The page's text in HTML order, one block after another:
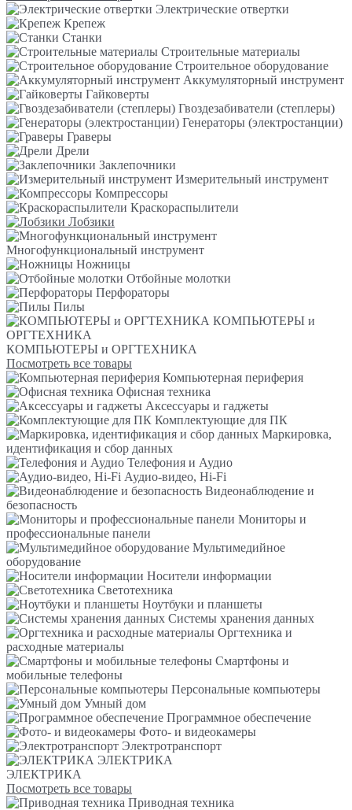
Электрические отвертки
Крепеж
Станки
Строительные материалы
Строительное оборудование
Аккумуляторный инструмент
Гайковерты
Гвоздезабиватели (степлеры)
Генераторы (электростанции)
Граверы
Дрели
Заклепочники
Измерительный инструмент
Компрессоры
Краскораспылители
Лобзики
Многофункциональный инструмент
Ножницы
Отбойные молотки
Перфораторы
Пилы
КОМПЬЮТЕРЫ и
ОРГТЕХНИКА
КОМПЬЮТЕРЫ и ОРГТЕХНИКА
Посмотреть все товары
Компьютерная периферия
Офисная техника
Аксессуары и гаджеты
Комплектующие для ПК
Маркировка,
идентификация и сбор данных
Телефония и Аудио
Аудио-видео, Hi-Fi
Видеонаблюдение и
безопасность
Мониторы и
профессиональные панели
Мультимедийное
оборудование
Носители информации
Светотехника
Ноутбуки и планшеты
Системы хранения данных
Оргтехника и
расходные материалы
Смартфоны и
мобильные телефоны
Персональные компьютеры
Умный дом
Программное обеспечение
Фото- и видеокамеры
Электротранспорт
ЭЛЕКТРИКА
ЭЛЕКТРИКА
Посмотреть все товары
Приводная техника